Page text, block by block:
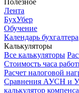
Полезное
Лента
БухУбер
Обучение
Календарь бухгалтера
Калькуляторы
Все калькуляторы
Стоимость часа
Расчет налоговой
Сравнения АУСН и
калькулятор